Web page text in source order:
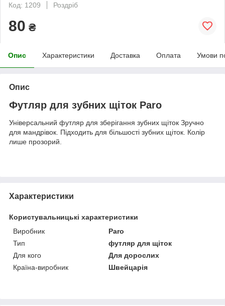
Код: 1209
Роздріб
80 ₴
Опис Характеристики Доставка Оплата Умови
Опис
Футляр для зубних щіток Paro
Універсальний футляр для зберігання зубних щіток Зручно
для мандрівок. Підходить для більшості зубних щіток. Колір
лише прозорий.
Характеристики
Користувальницькі характеристики
Виробник
Paro
Тип
футляр для щіток
Для кого
Для дорослих
Країна-виробник
Швейцарія